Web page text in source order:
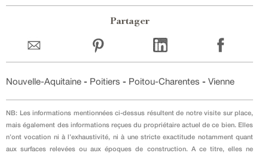
Partager
Nouvelle-Aquitaine - Poitiers - Poitou-Charentes - Vienne
NB: Les informations mentionnées ci-dessus résultent de notre visite sur place,
mais également des informations reçues du propriétaire actuel de ce bien. Elles
n’ont vocation ni à l’exhaustivité, ni à une stricte exactitude notamment quant
aux surfaces relevées ou aux époques de construction. A ce titre, elles ne